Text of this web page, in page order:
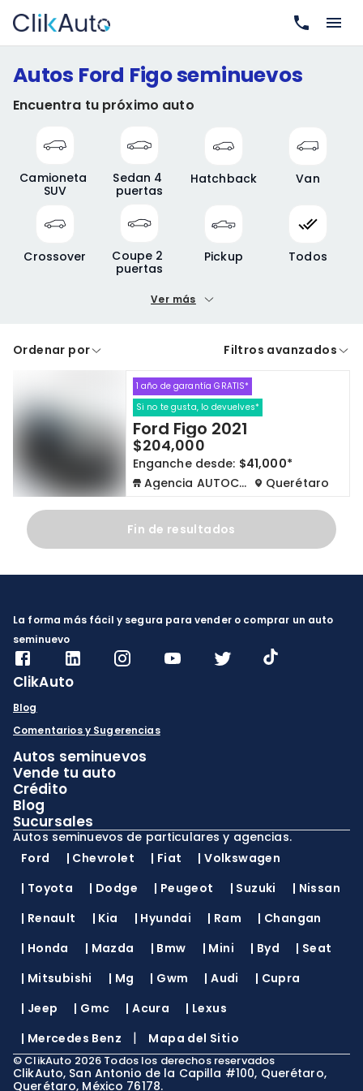
Autos Ford Figo seminuevos
Encuentra tu próximo auto
Camioneta
SUV
Sedan 4
puertas
Hatchback Van
Crossover
Coupe 2
puertas
Pickup Todos
Precio máximo
A crédito De contado
Cdmx y Edo Mex Querétaro
Con garantía
Borrar todo Ver autos
Ver más
Ordenar por Filtros avanzados
1 año de garantía GRATIS*
Si no te gusta, lo devuelves*
Ford Figo 2021
$204,000
Enganche desde: $41,000*
Agencia AUTOCOM
Querétaro
Fin de resultados
La forma más fácil y segura para vender o comprar un auto
seminuevo
ClikAuto
Blog
Comentarios y Sugerencias
Autos seminuevos
Vende tu auto
Crédito
Blog
Sucursales
Autos seminuevos de particulares y agencias.
Ford
| Chevrolet | Fiat |Volkswagen
| Toyota | Dodge | Peugeot | Suzuki | Nissan
| Renault | Kia | Hyundai | Ram | Changan
| Honda | Mazda | Bmw | Mini | Byd | Seat
| Mitsubishi | Mg | Gwm |Audi | Cupra
| Jeep | Gmc |Acura | Lexus
| Mercedes Benz | Mapa del Sitio
© ClikAuto 2026 Todos los derechos reservados
ClikAuto, San Antonio de la Capilla #100, Querétaro,
Querétaro, México 76178.